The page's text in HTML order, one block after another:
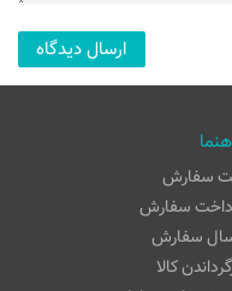
سفارش
سفارش
سفارش
کالا